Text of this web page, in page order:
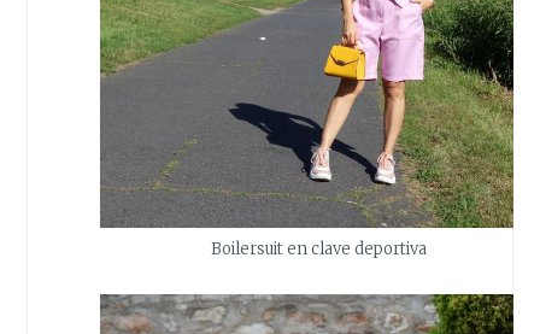
Boilersuit en clave deportiva